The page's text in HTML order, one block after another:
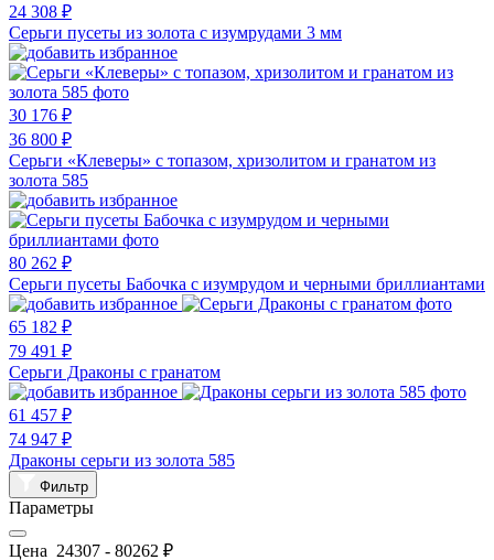
24 308 ₽
Серьги пусеты из золота с изумрудами 3 мм
30 176 ₽
36 800 ₽
Серьги «Клеверы» с топазом, хризолитом и гранатом из
золота 585
80 262 ₽
Серьги пусеты Бабочка с изумрудом и черными бриллиантами
65 182 ₽
79 491 ₽
Серьги Драконы с гранатом
61 457 ₽
74 947 ₽
Драконы серьги из золота 585
Фильтр
Параметры
Цена 24307 - 80262 ₽